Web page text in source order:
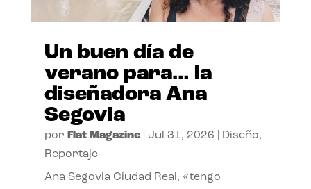
Un buen día de
verano para… la
diseñadora Ana
Segovia
por Flat Magazine| Jul 31, 2026 Diseño,
Reportaje
Ana Segovia Ciudad Real, «tengo